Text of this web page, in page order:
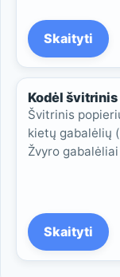
Skaityti
Kodėl
Švitrinis
kietų gabalėlių
Žvyro gabalėliai
Skaityti